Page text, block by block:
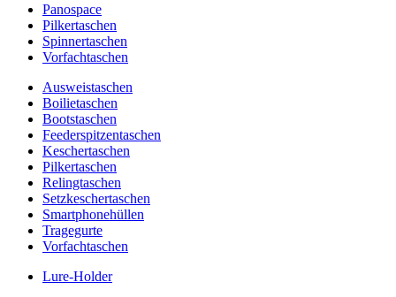
Panospace
Pilkertaschen
Spinnertaschen
Vorfachtaschen
Ausweistaschen
Boilietaschen
Bootstaschen
Feederspitzentaschen
Keschertaschen
Pilkertaschen
Relingtaschen
Setzkeschertaschen
Smartphonehüllen
Tragegurte
Vorfachtaschen
Lure-Holder